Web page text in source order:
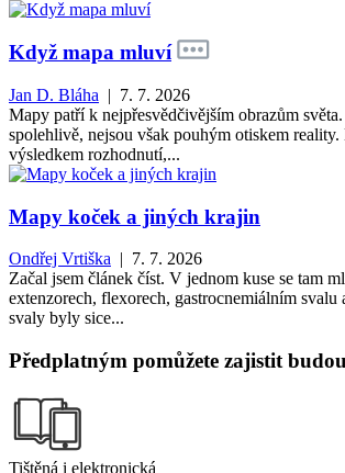
Když mapa mluví
Jan D. Bláha | 7. 7. 2026
Mapy patří k nejpřesvědčivějším obrazům
spolehlivě, nejsou však pouhým otiskem reality.
výsledkem rozhodnutí,...
Mapy koček a jiných krajin
Ondřej Vrtiška | 7. 7. 2026
Začal jsem článek číst. V jednom kuse se tam
extenzorech, flexorech, gastrocnemiálním svalu
svaly byly sice...
Předplatným pomůžete zajistit
Tištěná i elektronická